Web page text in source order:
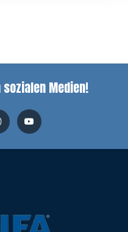
sozialen Medien!